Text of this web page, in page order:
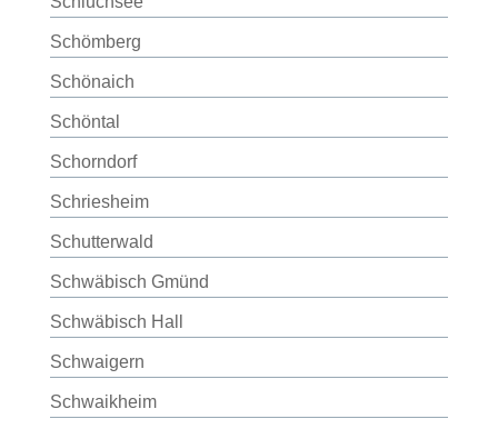
Schömberg
Schönaich
Schöntal
Schorndorf
Schriesheim
Schutterwald
Schwäbisch Gmünd
Schwäbisch Hall
Schwaigern
Schwaikheim